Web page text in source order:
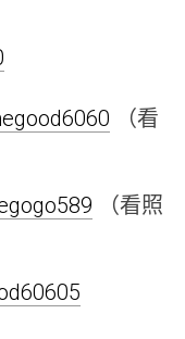
（看
（看照